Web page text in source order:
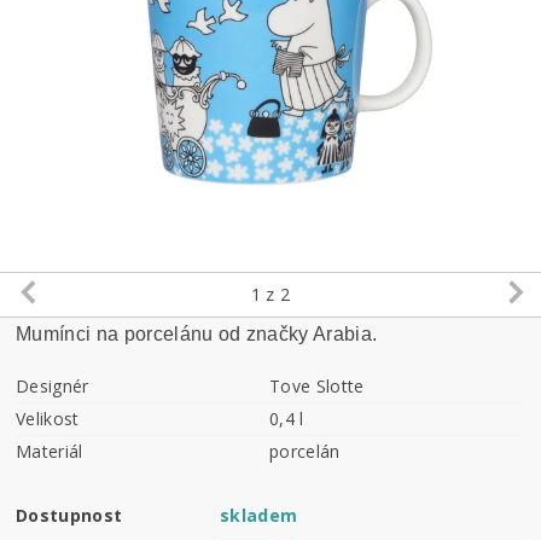
1 z 2
Mumínci na porcelánu od značky Arabia.
Designér
Tove Slotte
Velikost
0,4 l
Materiál
porcelán
Dostupnost skladem